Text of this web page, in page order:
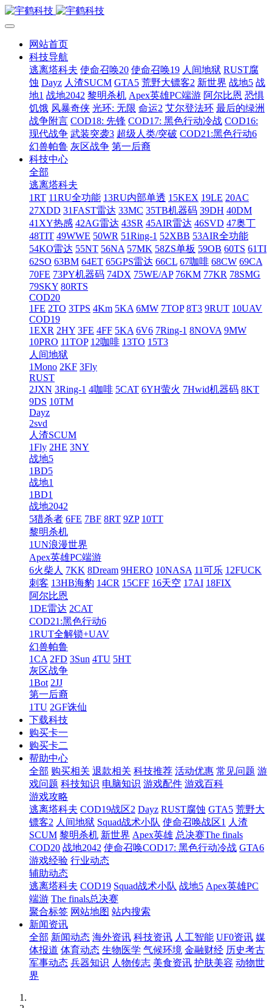
网站首页
科技导航
逃离塔科夫 使命召唤20 使命召唤19 人间地狱 RUST腐
蚀 Dayz 人渣SUCM GTA5 荒野大镖客2 新世界 战地5 战
地1 战地2042 黎明杀机 Apex英雄PC端游 阿尔比恩 恐惧
饥饿 风暴奇侠 光环: 无限 命运2 艾尔登法环 最后的绿洲
战争附言 COD18: 先锋 COD17: 黑色行动冷战 COD16:
现代战争 武装突袭3 超级人类/突破 COD21:黑色行动6
幻兽帕鲁 灰区战争 第一后裔
科技中心
全部
逃离塔科夫
1RT 11RU全功能 13RU内部单透 15KEX 19LE 20AC
27XDD 31FAST雷达 33MC 35TB机器码 39DH 40DM
41XY热感 42AG雷达 43SR 45AIR雷达 46SVD 47奥丁
48TIT 49WWE 50WR 51Ring-1 52XBB 53AIR全功能
54KO雷达 55NT 56NA 57MK 58ZS单板 59OB 60TS 61TI
62SO 63BM 64ET 65GPS雷达 66CL 67咖啡 68CW 69CA
70FE 73PY机器码 74DX 75WE/AP 76KM 77KR 78SMG
79SKY 80RTS
COD20
1FE 2TO 3TPS 4Km 5KA 6MW 7TOP 8T3 9RUT 10UAV
COD19
1EXR 2HY 3FE 4FF 5KA 6V6 7Ring-1 8NOVA 9MW
10PRO 11TOP 12咖啡 13TO 15T3
人间地狱
1Mono 2KF 3Fly
RUST
2JXN 3Ring-1 4咖啡 5CAT 6YH萤火 7Hwid机器码 8KT
9DS 10TM
Dayz
2svd
人渣SCUM
1Fly 2HE 3NY
战地5
1BD5
战地1
1BD1
战地2042
5猎杀者 6FE 7BF 8RT 9ZP 10TT
黎明杀机
1UN浪漫世界
Apex英雄PC端游
6火柴人 7KK 8Dream 9HERO 10NASA 11可乐 12FUCK
刺客 13HB海豹 14CR 15CFF 16天空 17AI 18FIX
阿尔比恩
1DE雷达 2CAT
COD21:黑色行动6
1RUT全解锁+UAV
幻兽帕鲁
1CA 2FD 3Sun 4TU 5HT
灰区战争
1Bot 2JJ
第一后裔
1TU 2GF诛仙
下载科技
购买卡一
购买卡二
帮助中心
全部 购买相关 退款相关 科技推荐 活动优惠 常见问题 游
戏问题 科技知识 电脑知识 游戏配件 游戏百科
游戏攻略
逃离塔科夫 COD19战区2 Dayz RUST腐蚀 GTA5 荒野大
镖客2 人间地狱 Squad战术小队 使命召唤战区1 人渣
SCUM 黎明杀机 新世界 Apex英雄 总决赛The finals
COD20 战地2042 使命召唤COD17: 黑色行动冷战 GTA6
游戏经验 行业动态
辅助动态
逃离塔科夫 COD19 Squad战术小队 战地5 Apex英雄PC
端游 The finals总决赛
聚合标签 网站地图 站内搜索
新闻资讯
全部 新闻动态 海外资讯 科技资讯 人工智能 UF0资讯 媒
体报道 体育动态 生物医学 气候环境 金融财经 历史考古
军事动态 兵器知识 人物传志 美食资讯 护肤美容 动物世
界